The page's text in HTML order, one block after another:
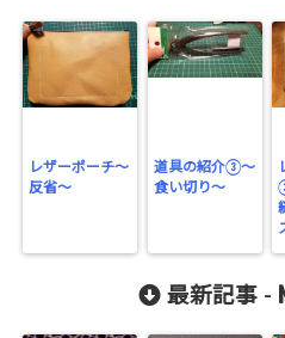
レザーポーチ～
反省～
道具の紹介③～
食い切り～
最新記事 -